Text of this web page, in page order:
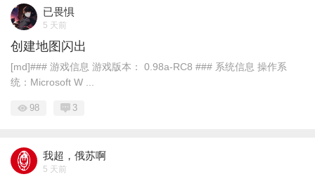
已畏惧
5 天前
创建地图闪出
[md]### 游戏信息 游戏版本： 0.98a-RC8 ### 系统信息 操作系
统：Microsoft W ...
98 3
我超，俄苏啊
5 天前